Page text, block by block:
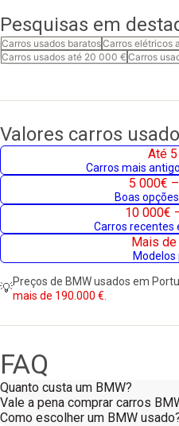
Pesquisas em
Carros usados baratosCarros elétricos
Carros usados até 20 000 € Carros
Valores carros
Até
Carros mais
5 000€
Boas
10 000€
Carros recentes
Mais
💡Preços de BMW usados em
mais de 190.000 €.
FAQ
Quanto custa um BMW?
Vale a pena comprar carros
Como escolher um BMW